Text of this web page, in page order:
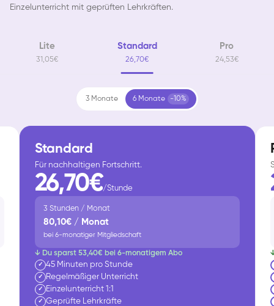
Einzelunterricht mit geprüften Lehrkräften.
Lite
31,05€
Standard
26,70€
Pro
24,53€
3 Monate 6 Monate -10%
Standard
Für nachhaltigen Fortschritt.
26,70€/Stunde
3 Stunden / Monat
80,10€ / Monat
bei 6-monatiger Mitgliedschaft
↓ Du sparst 53,40€ bei 6-monatigem Abo
✓ 45 Minuten pro Stunde
✓ Regelmäßiger Unterricht
✓ Einzelunterricht 1:1
✓ Geprüfte Lehrkräfte